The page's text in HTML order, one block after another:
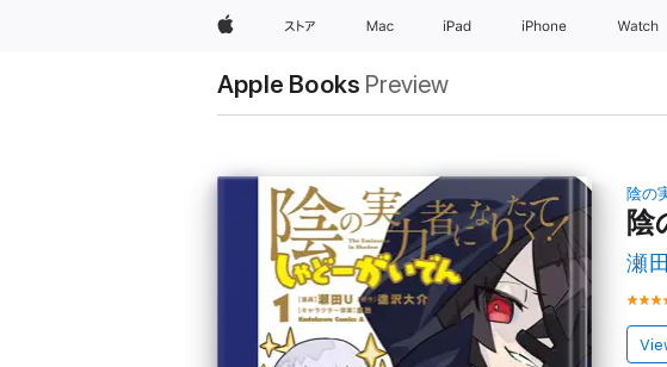
Appleストア Mac iPad iPhone Watch
Apple Books Preview
陰の
陰
瀬